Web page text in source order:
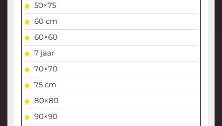
50×75
60 cm
60×60
7 jaar
70×70
75 cm
80×80
90×90